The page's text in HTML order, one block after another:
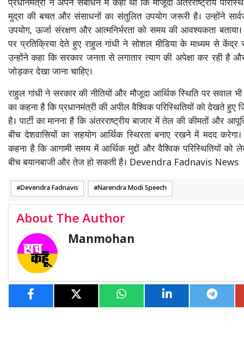
प्रधानमंत्री ने अपने संबोधन में कहा था कि मौजूदा अंतरराष्ट्रीय
मुद्रा की बचत और संसाधनों का संतुलित उपयोग जरूरी है। उन्होंने
उपयोग, ऊर्जा संरक्षण और आत्मनिर्भरता को समय की आवश्यकता
पर प्रतिक्रिया देते हुए राहुल गांधी ने सोशल मीडिया के माध्यम से केंद्र
उन्होंने कहा कि सरकार जनता से लगातार त्याग की अपेक्षा कर रही है
जोड़कर देखा जाना चाहिए।
राहुल गांधी ने सरकार की नीतियों और मौजूदा आर्थिक स्थिति पर सवाल
का कहना है कि प्रधानमंत्री की अपील वैश्विक परिस्थितियों को देखते हुए
है। पार्टी का मानना है कि अंतरराष्ट्रीय बाजार में तेल की कीमतों और
बीच देशवासियों का सहयोग आर्थिक स्थिरता बनाए रखने में मदद करेगा।
कहना है कि आगामी समय में आर्थिक मुद्दों और वैश्विक परिस्थितियों को
बीच बयानबाजी और तेज हो सकती है। Devendra Fadnavis News
Devendra Fadnavis Narendra Modi Speech
About The Author
Manmohan